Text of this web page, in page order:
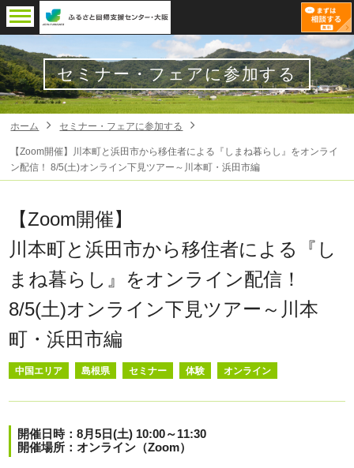
セミナー・フェアに参加する
ホーム セミナー・フェアに参加する
【Zoom開催】川本町と浜田市から移住者による『しまね暮らし』をオンライ
ン配信！ 8/5(土)オンライン下見ツアー～川本町・浜田市編
【Zoom開催】
川本町と浜田市から移住者による『し
まね暮らし』をオンライン配信！
8/5(土)オンライン下見ツアー～川本
町・浜田市編
中国エリア 島根県 セミナー 体験 オンライン
開催日時：8月5日(土) 10:00～11:30
開催場所：オンライン（Zoom）